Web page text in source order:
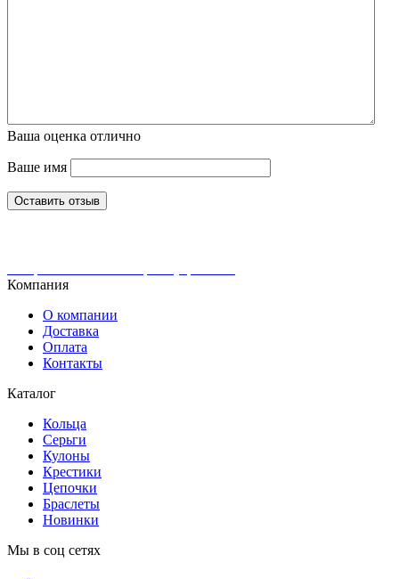
Ваша оценка отлично
Ваше имя
Оставить отзыв
Компания
О компании
Доставка
Оплата
Контакты
Каталог
Кольца
Серьги
Кулоны
Крестики
Цепочки
Браслеты
Новинки
Мы в соц сетях